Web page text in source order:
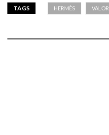
TAGS HERMÈS VALOR